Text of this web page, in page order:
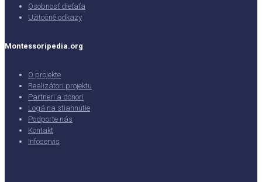
Osobnosť dieťaťa
Užitočné odkazy
Montessoripedia.org
O projekte
Realizátori projektu
Partneri a donori
Logá na stiahnutie
Podporte nás
Kontakt
Infoservis